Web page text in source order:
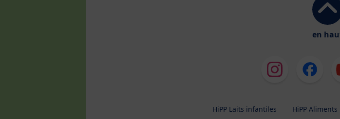
en
HiPP Laits infantiles HiPP